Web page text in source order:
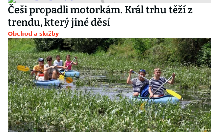
Češi propadli motorkám. Král trhu těží z
trendu, který jiné děsí
Obchod a služby